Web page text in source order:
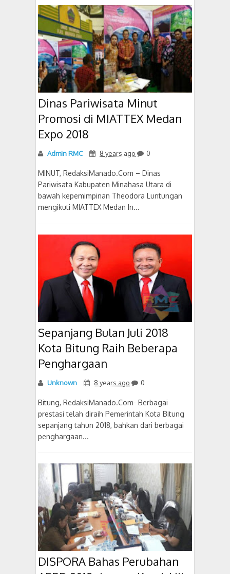
Dinas Pariwisata Minut
Promosi di MIATTEX Medan
Expo 2018
Admin RMC 8 years ago 0
MINUT, RedaksiManado.Com – Dinas
Pariwisata Kabupaten Minahasa Utara di
bawah kepemimpinan Theodora Luntungan
mengikuti MIATTEX Medan In...
Sepanjang Bulan Juli 2018
Kota Bitung Raih Beberapa
Penghargaan
Unknown 8 years ago 0
Bitung, RedaksiManado.Com- Berbagai
prestasi telah diraih Pemerintah Kota Bitung
sepanjang tahun 2018, bahkan dari berbagai
penghargaan...
DISPORA Bahas Perubahan